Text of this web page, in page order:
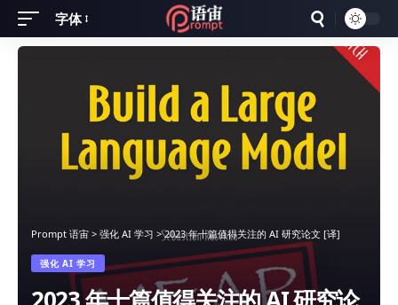
Font
Resizer
字体
Prompt 语宙 > 强化 AI 学习 >2023 年十篇值得关注的 AI 研究论文 [译]
强化 AI 学习